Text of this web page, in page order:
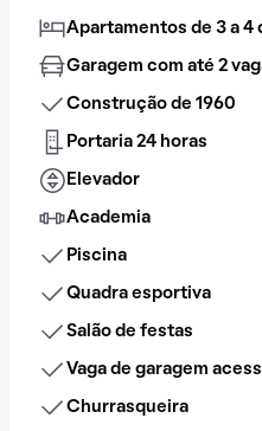
Apartamentos de 3 a 4
Garagem com até 2
Construção de 1960
Portaria 24 horas
Elevador
Academia
Piscina
Quadra esportiva
Salão de festas
Vaga de garagem
Churrasqueira